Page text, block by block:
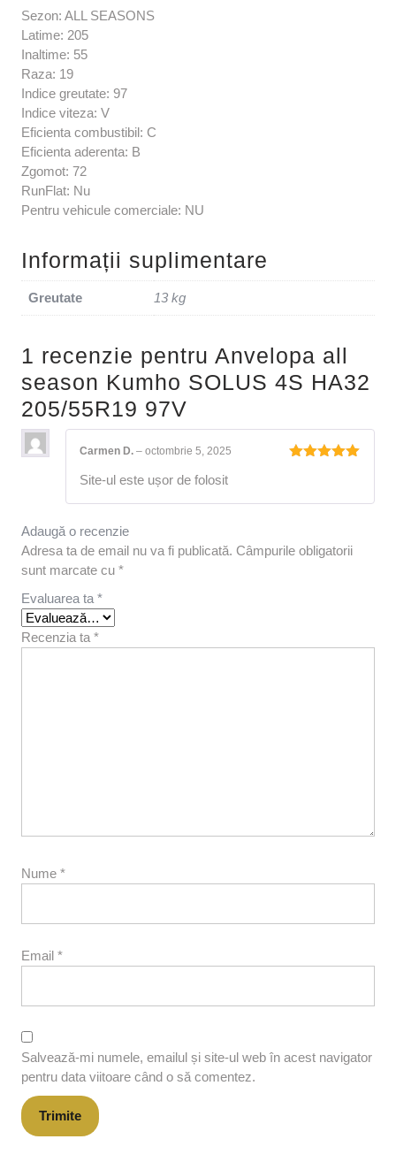
Sezon: ALL SEASONS
Latime: 205
Inaltime: 55
Raza: 19
Indice greutate: 97
Indice viteza: V
Eficienta combustibil: C
Eficienta aderenta: B
Zgomot: 72
RunFlat: Nu
Pentru vehicule comerciale: NU
Informații suplimentare
Greutate 13 kg
1 recenzie pentru Anvelopa all
season Kumho SOLUS 4S HA32
205/55R19 97V
Carmen D. – octombrie 5, 2025
Site-ul este ușor de folosit
Adaugă o recenzie
Adresa ta de email nu va fi publicată. Câmpurile obligatorii
sunt marcate cu *
Evaluarea ta *
Recenzia ta *
Nume *
Email *
Salvează-mi numele, emailul și site-ul web în acest navigator
pentru data viitoare când o să comentez.